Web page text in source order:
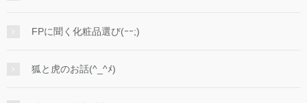
FPに聞く化粧品選び(ｰｰ;)
狐と虎のお話(^_^ﾒ)